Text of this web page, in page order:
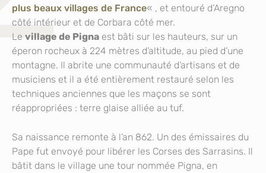
plus beaux villages de France« , et entouré d’Aregno
côté intérieur et de Corbara côté mer.
Le village de Pigna est bâti sur les hauteurs, sur un
éperon rocheux à 224 mètres d’altitude, au pied d’une
montagne. Il abrite une communauté d’artisans et de
musiciens et il a été entièrement restauré selon les
techniques anciennes que les maçons se sont
réappropriées : terre glaise alliée au tuf.
Sa naissance remonte à l’an 862. Un des émissaires du
Pape fut envoyé pour libérer les Corses des Sarrasins. Il
bâtit dans le village une tour nommée Pigna, en